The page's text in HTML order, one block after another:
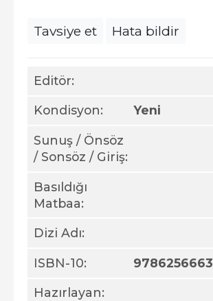
Editör:
Kondisyon: Yeni
Sunuş / Önsöz
/ Sonsöz / Giriş:
Basıldığı
Matbaa:
Dizi Adı:
ISBN-10:
Hazırlayan:
Tavsiye et Hata bildir